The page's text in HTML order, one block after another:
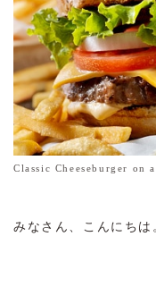
Classic Cheeseburger on
みなさん、こんにちは